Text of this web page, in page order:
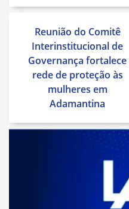
Navegação
Post
Reunião do Comitê
Interinstitucional de
Governança fortalece
rede de proteção às
mulheres em
Adamantina